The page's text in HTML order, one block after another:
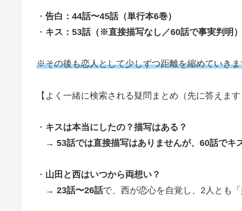
・ 告白：44話〜45話（単行本6巻）
・ キス：53話（※直接描写なし／60話で事実判明）
※その後も恋人として少しずつ距離を縮めていき
【よく一緒に検索される疑問まとめ（先に答えます
・ キスは本当にしたの？描写はある？
→ 53話では直接描写はありませんが、60話でキ
・ 山田と西はいつから両想い？
→ 23話〜26話で、西が恋心を自覚し、2人とも